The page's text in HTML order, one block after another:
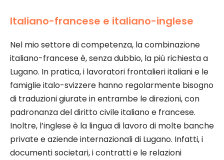
Italiano-francese e italiano-inglese
Nel mio settore di competenza, la combinazione
italiano-francese è, senza dubbio, la più richiesta a
Lugano. In pratica, i lavoratori frontalieri italiani e le
famiglie italo-svizzere hanno regolarmente bisogno
di traduzioni giurate in entrambe le direzioni, con
padronanza del diritto civile italiano e francese.
Inoltre, l’inglese è la lingua di lavoro di molte banche
private e aziende internazionali di Lugano. Infatti, i
documenti societari, i contratti e le relazioni